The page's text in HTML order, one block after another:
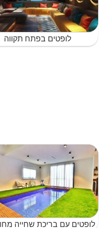
לופטים בפתח תקווה